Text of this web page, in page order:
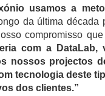
usamos a
da última década
compromisso
com a
nossos projectos
tecnologia deste
dos clientes.”